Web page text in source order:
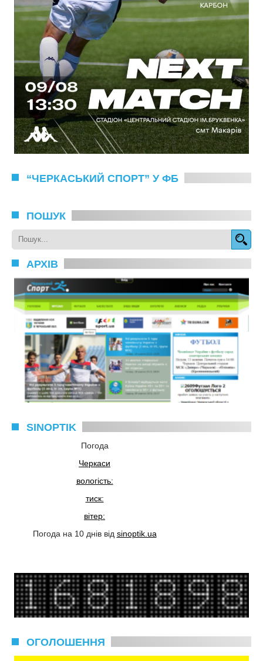
“ЧЕРКАСЬКИЙ СПОРТ” У ФБ
ПОШУК
АРХІВ
SINOPTIK
Погода
Черкаси
вологість:
тиск:
вітер:
Погода на 10 днів від sinoptik.ua
ОГОЛОШЕННЯ